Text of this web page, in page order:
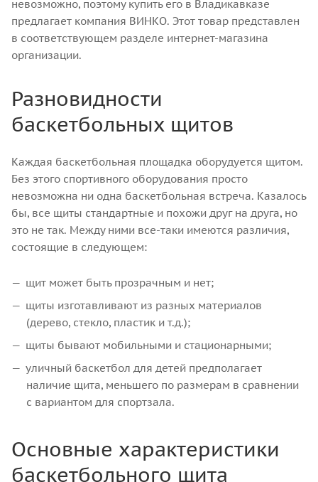
невозможно, поэтому купить его в Владикавказе
предлагает компания ВИНКО. Этот товар представлен
в соответствующем разделе интернет-магазина
организации.
Разновидности
баскетбольных щитов
Каждая баскетбольная площадка оборудуется щитом.
Без этого спортивного оборудования просто
невозможна ни одна баскетбольная встреча. Казалось
бы, все щиты стандартные и похожи друг на друга, но
это не так. Между ними все-таки имеются различия,
состоящие в следующем:
щит может быть прозрачным и нет;
щиты изготавливают из разных материалов
(дерево, стекло, пластик и т.д.);
щиты бывают мобильными и стационарными;
уличный баскетбол для детей предполагает
наличие щита, меньшего по размерам в сравнении
с вариантом для спортзала.
Основные характеристики
баскетбольного щита